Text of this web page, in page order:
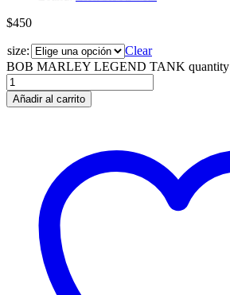
$450
size:
Clear
BOB MARLEY LEGEND TANK quantity
Añadir al carrito